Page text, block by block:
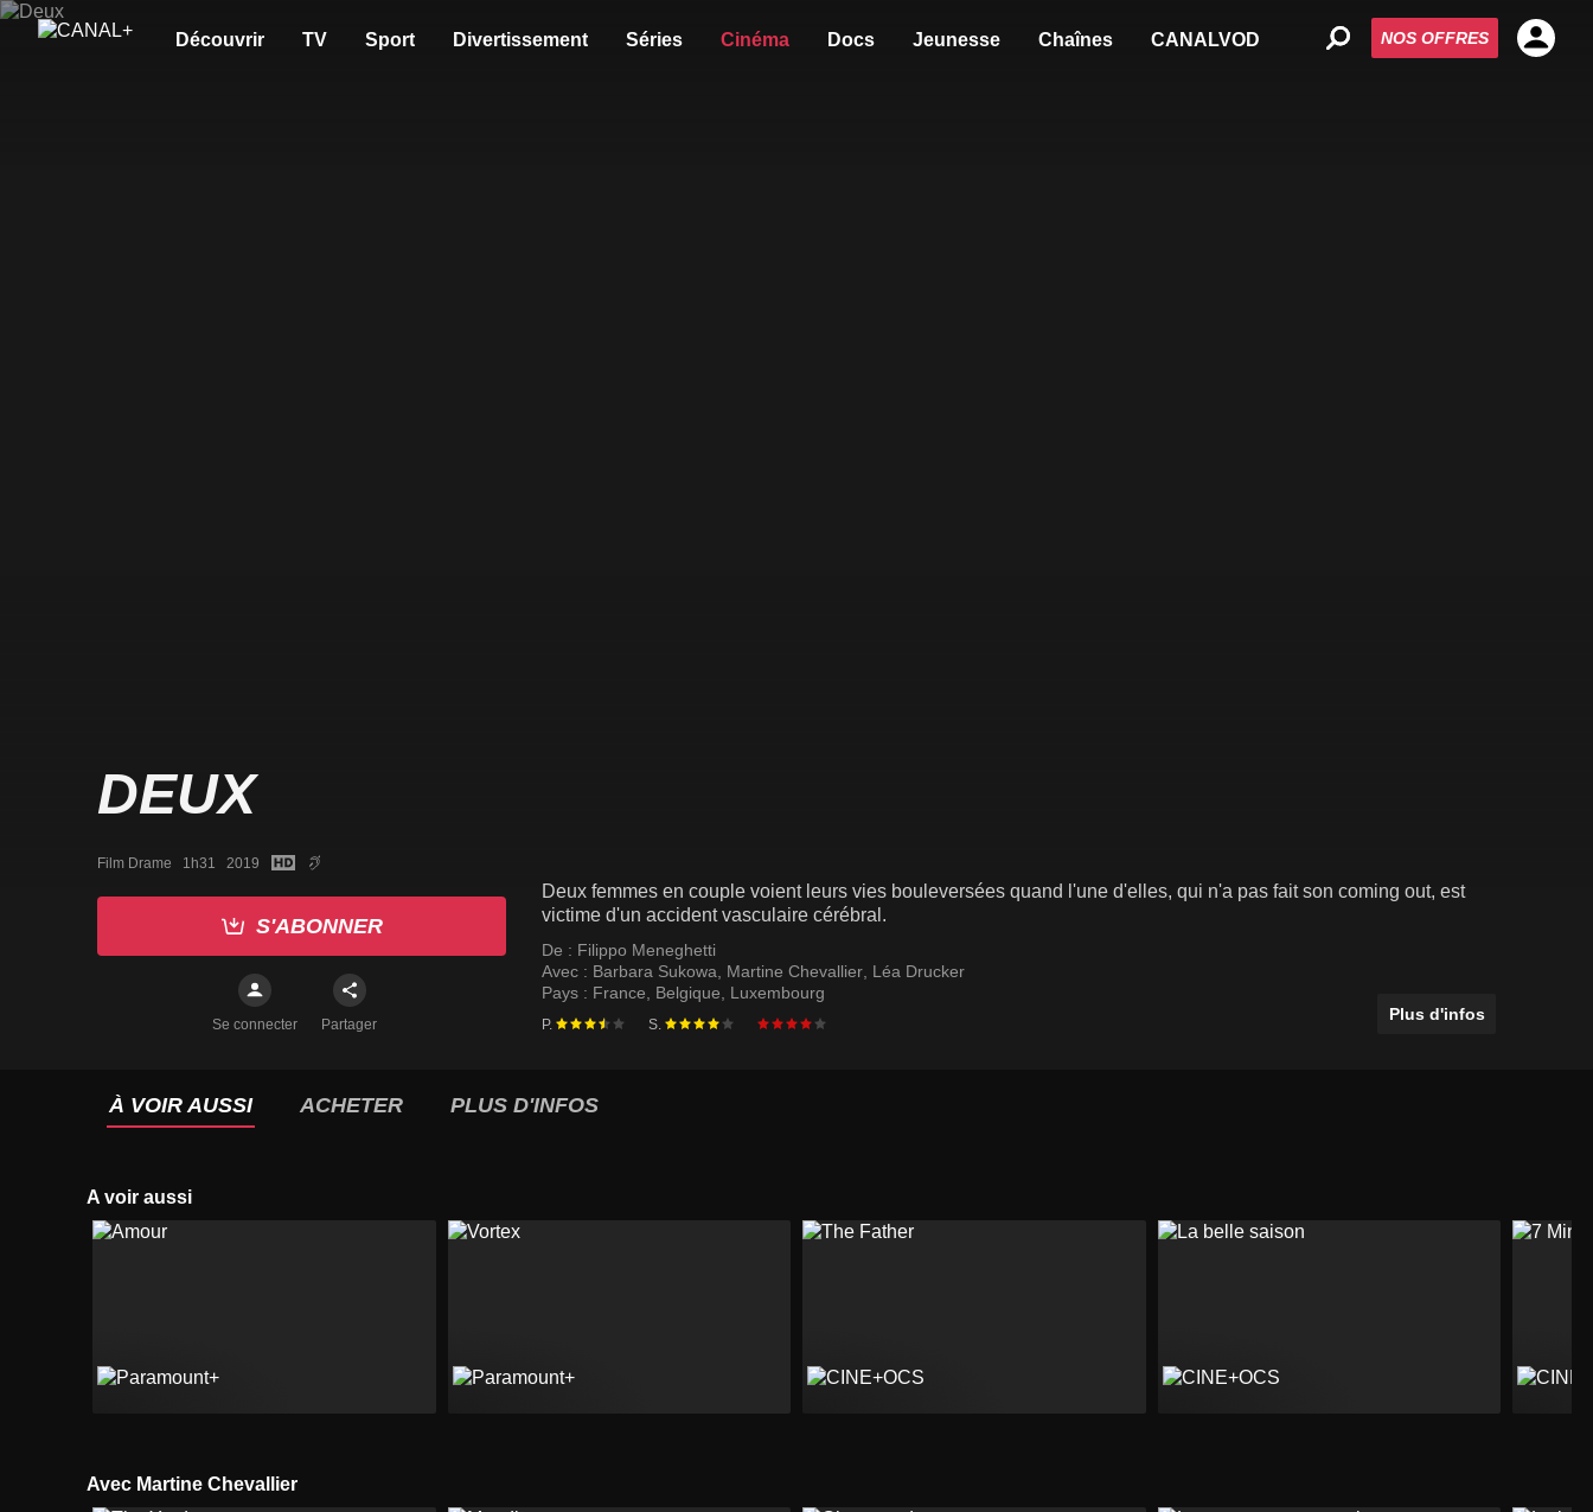
Découvrir TV Sport Divertissement Séries Cinéma Docs Jeunesse Chaînes CANALVOD NOS OFFRES
DEUX
Film Drame   1h31   2019
S'ABONNER
Se connecter Partager
Deux femmes en couple voient leurs vies bouleversées quand l'une d'elles, qui n'a pas fait son coming out, est
victime d'un accident vasculaire cérébral.
De : Filippo Meneghetti
Avec : Barbara Sukowa Martine Chevallier Léa Drucker
Pays : France Belgique Luxembourg
P. S.
Plus d'infos
À VOIR AUSSI ACHETER PLUS D'INFOS
A voir aussi
Avec Martine Chevallier